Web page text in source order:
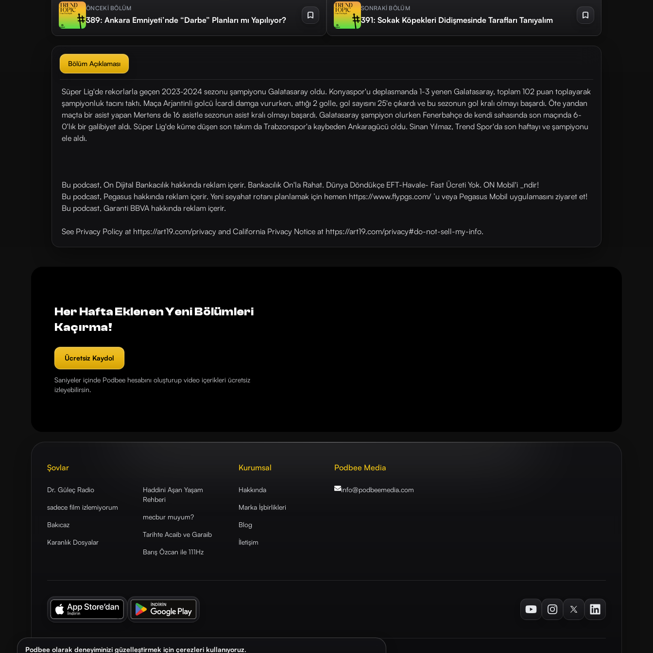
Podbee olarak deneyiminizi güzelleştirmek için çerezleri kullanıyoruz.
ÖNCEKİ BÖLÜM
389: Ankara Emniyeti’nde “Darbe” Planları mı Yapılıyor?
SONRAKİ BÖLÜM
391: Sokak Köpekleri Didişmesinde Tarafları Tanıyalım
Bölüm Açıklaması
Süper Lig'de rekorlarla geçen 2023-2024 sezonu şampiyonu Galatasaray oldu. Konyaspor'u deplasmanda 1-3 yenen Galatasaray, toplam 102 puan toplayarak
şampiyonluk tacını taktı. Maça Arjantinli golcü İcardi damga vururken, attığı 2 golle, gol sayısını 25'e çıkardı ve bu sezonun gol kralı olmayı başardı. Öte yandan
maçta bir asist yapan Mertens de 16 asistle sezonun asist kralı olmayı başardı. Galatasaray şampiyon olurken Fenerbahçe de kendi sahasında son maçında 6-
0'lık bir galibiyet aldı. Süper Lig'de küme düşen son takım da Trabzonspor'a kaybeden Ankaragücü oldu. Sinan Yılmaz, Trend Spor'da son haftayı ve şampiyonu
ele aldı.
Bu podcast, On Dijital Bankacılık hakkında reklam içerir. Bankacılık On'la Rahat. Dünya Döndükçe EFT-Havale- Fast Ücreti Yok. ON Mobil'i _ndir!
Bu podcast, Pegasus hakkında reklam içerir. Yeni seyahat rotanı planlamak için hemen https://www.flypgs.com/ ’u veya Pegasus Mobil uygulamasını ziyaret et!
Bu podcast, Garanti BBVA hakkında reklam içerir.
See Privacy Policy at https://art19.com/privacy and California Privacy Notice at https://art19.com/privacy#do-not-sell-my-info.
Her Hafta Eklenen Yeni Bölümleri
Kaçırma!
Ücretsiz Kaydol
Saniyeler içinde Podbee hesabını oluşturup video içerikleri ücretsiz
izleyebilirsin.
Şovlar
Dr. Güleç Radio
sadece film izlemiyorum
Bakıcaz
Karanlık Dosyalar
Haddini Aşan Yaşam
Rehberi
mecbur muyum?
Tarihte Acaib ve Garaib
Barış Özcan ile 111Hz
Kurumsal
Hakkında
Marka İşbirlikleri
Blog
İletişim
Podbee Media
info@podbeemedia.com
YoutubeInstagramTwitterLinkedIn